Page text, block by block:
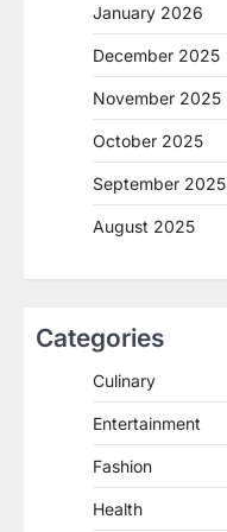
January 2026
December 2025
November 2025
October 2025
September 2025
August 2025
Categories
Culinary
Entertainment
Fashion
Health